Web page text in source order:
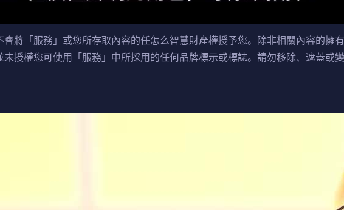
會將「服務」或您所存取內容的任怎么智慧財產權授予您。除非相關內容的擁
未授權您可使用「服務」中所採用的任何品牌標示或標誌。請勿移除、遮蓋或